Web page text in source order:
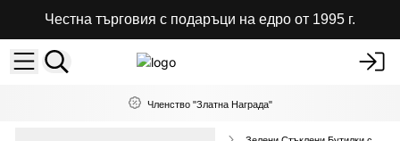
Честна търговия с подаръци на едро от 1995 г.
Членство "Златна Награда"